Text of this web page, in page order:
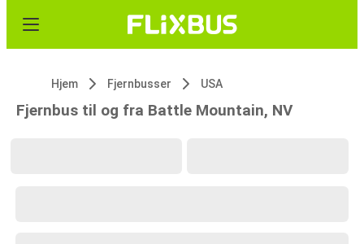
Hjem Fjernbusser USA
Fjernbus til og fra Battle Mountain, NV